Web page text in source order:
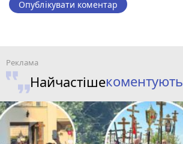
Опублікувати коментар
Найчастішекоментують